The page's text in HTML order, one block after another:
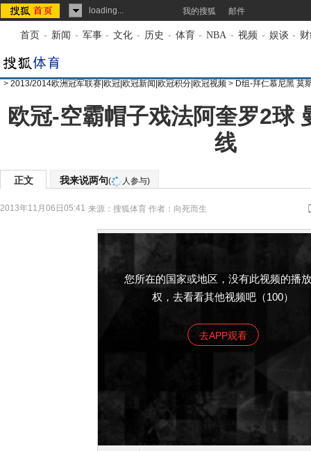
loading... 我的搜狐 邮件
首页 - 新闻 - 军事 - 文化 - 历史 - 体育 - NBA - 视频 - 娱谈 -
> 2013/2014欧洲冠军联赛|欧冠|欧冠新闻|欧冠积分|欧冠视频 > D组-拜仁慕尼黑 莫
欧冠-空霸帽子戏法阿奎罗2球
线
正文 我来说两句( 人参与)
2013年11月06日05:41 来源： 搜狐体育 作者：向死而生
您所在的国家或地区，没有此视频的播
权，去看看其他视频吧（100）
去APP观看